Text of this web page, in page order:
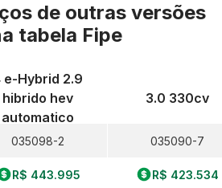
de outras versões
tabela Fipe
e-Hybrid 2.9
hibrido hev
automatico
035098-2
R$ 443.995
3.0 330cv
035090-7
R$ 423.534